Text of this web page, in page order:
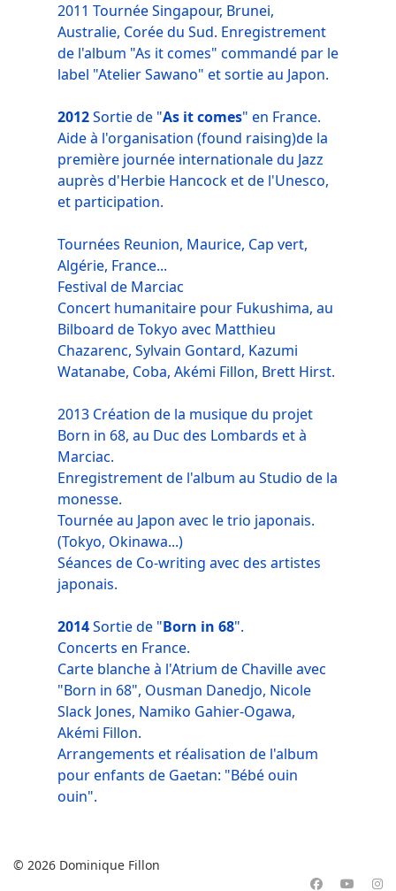
2011 Tournée Singapour, Brunei,
Australie, Corée du Sud. Enregistrement
de l'album "As it comes" commandé par le
label "Atelier Sawano" et sortie au Japon.
2012Sortie de "As it comes" en France.
Aide à l'organisation (found raising)de la
première journée internationale du Jazz
auprès d'Herbie Hancock et de l'Unesco,
et participation.
Tournées Reunion, Maurice, Cap vert,
Algérie, France...
Festival de Marciac
Concert humanitaire pour Fukushima, au
Bilboard de Tokyo avec Matthieu
Chazarenc, Sylvain Gontard, Kazumi
Watanabe, Coba, Akémi Fillon, Brett Hirst.
2013 Création de la musique du projet
Born in 68, au Duc des Lombards et à
Marciac.
Enregistrement de l'album au Studio de la
monesse.
Tournée au Japon avec le trio japonais.
(Tokyo, Okinawa...)
Séances de Co-writing avec des artistes
japonais.
2014Sortie de "Born in 68".
Concerts en France.
Carte blanche à l'Atrium de Chaville avec
"Born in 68", Ousman Danedjo, Nicole
Slack Jones, Namiko Gahier-Ogawa,
Akémi Fillon.
Arrangements et réalisation de l'album
pour enfants de Gaetan: "Bébé ouin
ouin".
© 2026 Dominique Fillon